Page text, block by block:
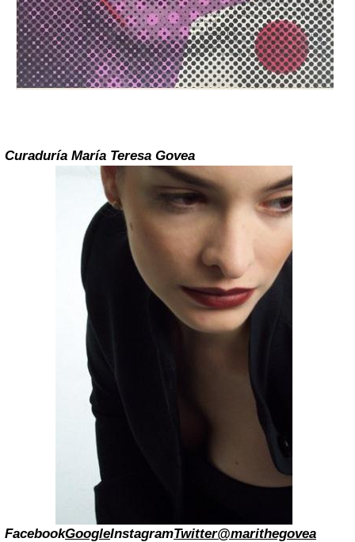
Curaduría María Teresa Govea
FacebookGoogleInstagramTwitter@marithegovea